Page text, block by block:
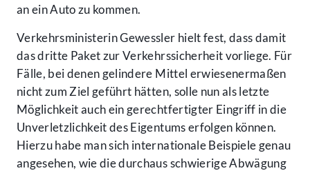
an ein Auto zu kommen.
Verkehrsministerin Gewessler hielt fest, dass damit
das dritte Paket zur Verkehrssicherheit vorliege. Für
Fälle, bei denen gelindere Mittel erwiesenermaßen
nicht zum Ziel geführt hätten, solle nun als letzte
Möglichkeit auch ein gerechtfertigter Eingriff in die
Unverletzlichkeit des Eigentums erfolgen können.
Hierzu habe man sich internationale Beispiele genau
angesehen, wie die durchaus schwierige Abwägung